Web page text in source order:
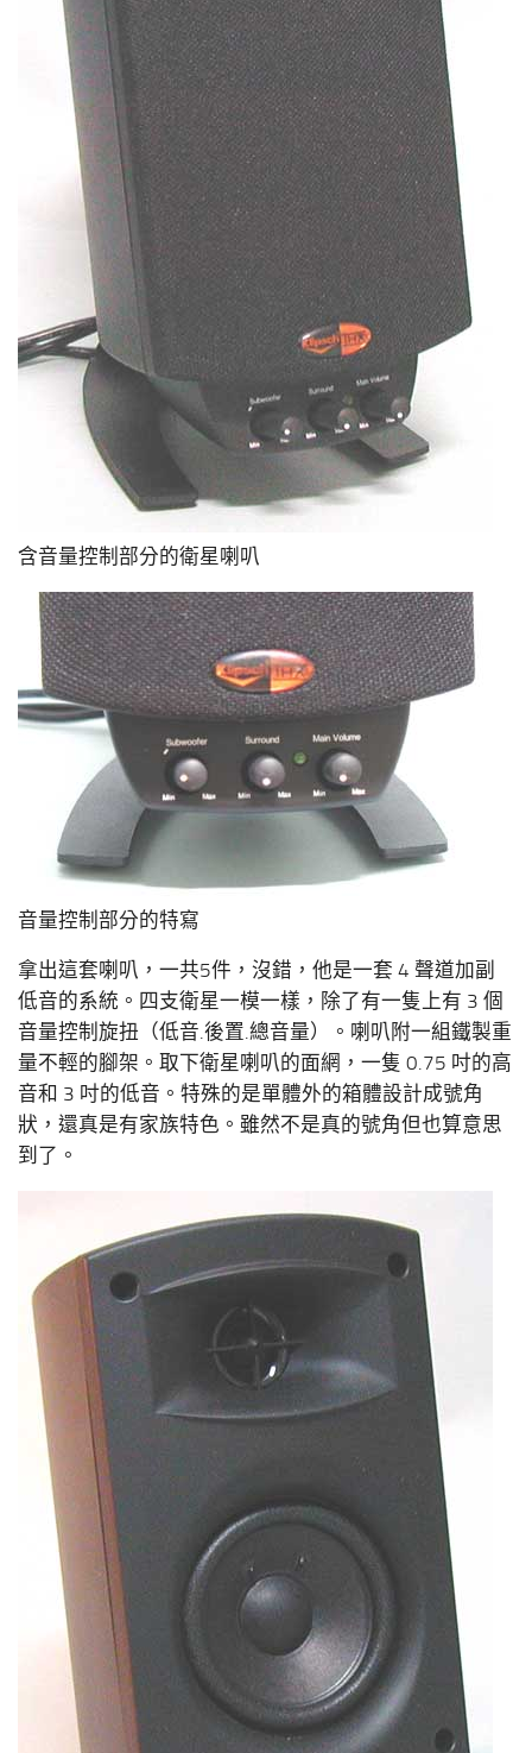
含音量控制部分的衛星喇叭
音量控制部分的特寫
拿出這套喇叭，一共5件，沒錯，他是一套 4 聲道加副
低音的系統。四支衛星一模一樣，除了有一隻上有 3 個
音量控制旋扭（低音.後置.總音量）。喇叭附一組鐵製重
量不輕的腳架。取下衛星喇叭的面網，一隻 0.75 吋的高
音和 3 吋的低音。特殊的是單體外的箱體設計成號角
狀，還真是有家族特色。雖然不是真的號角但也算意思
到了。